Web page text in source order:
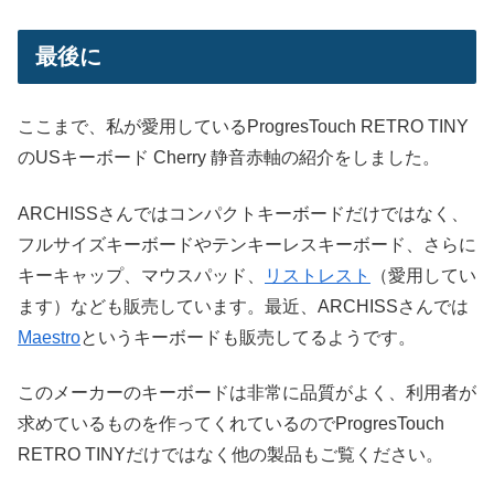
最後に
ここまで、私が愛用しているProgresTouch RETRO TINY
のUSキーボード Cherry 静音赤軸の紹介をしました。
ARCHISSさんではコンパクトキーボードだけではなく、
フルサイズキーボードやテンキーレスキーボード、さらに
キーキャップ、マウスパッド、
リストレスト
（愛用してい
ます）なども販売しています。最近、ARCHISSさんでは
Maestroというキーボードも販売してるようです。
このメーカーのキーボードは非常に品質がよく、利用者が
求めているものを作ってくれているのでProgresTouch
RETRO TINYだけではなく他の製品もご覧ください。